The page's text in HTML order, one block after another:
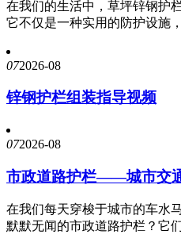
在我们的生活中，草坪锌钢护
它不仅是一种实用的防护设施
072026-08
锌钢护栏组装指导视频
072026-08
市政道路护栏——城市交
在我们每天穿梭于城市的车水
默默无闻的市政道路护栏？它